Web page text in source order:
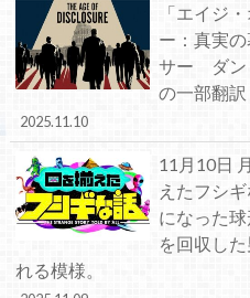
「エイジ
ー：真実
サー ダン
の一部翻訳
2025.11.10
11月10日
えたフシ
になった球
を回収し
れる模様。